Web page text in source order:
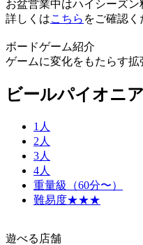
お盆営業中はハイシーズン
詳しくはこちら をご確認く
ボードゲーム紹介
ゲームに変化をもたらす拡
ビールパイオニ
1人
2人
3人
4人
重量級（60分〜）
難易度★★★
遊べる店舗